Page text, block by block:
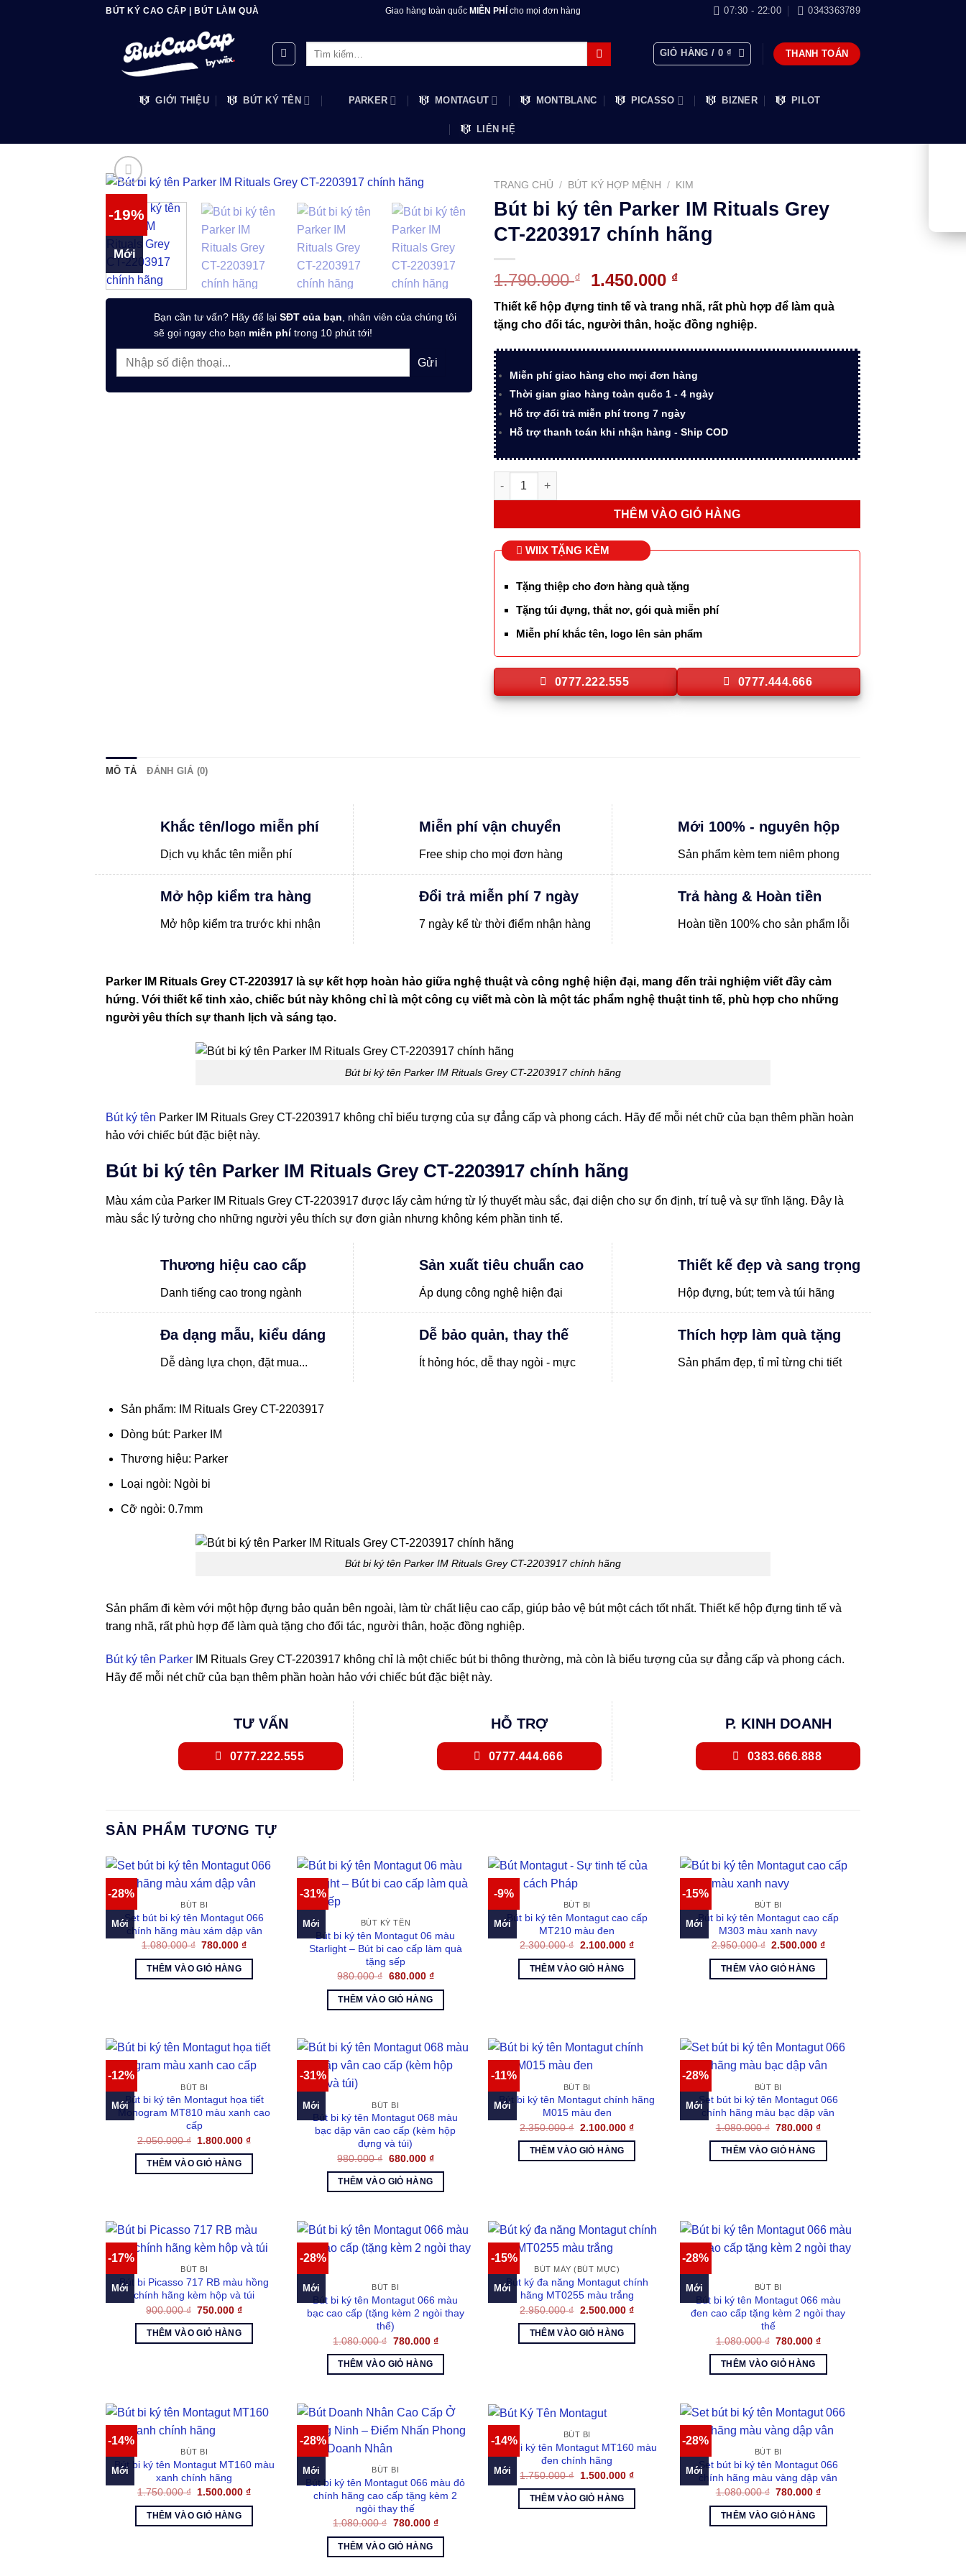
BÚT KÝ CAO CẤP | BÚT LÀM QUÀ Giao hàng toàn quốc MIỄN PHÍ cho mọi đơn hàng 07:30 - 22:00 0343363789
GIỎ HÀNG / 0 ₫ THANH TOÁN
GIỚI THIỆU BÚT KÝ TÊN PARKER MONTAGUT MONTBLANC PICASSO BIZNER PILOT
LIÊN HỆ
-19%
Mới
Bạn cần tư vấn? Hãy để lại SĐT của bạn, nhân viên của chúng tôi
sẽ gọi ngay cho bạn miễn phítrong 10 phút tới!
TRANG CHỦ / BÚT KÝ HỢP MỆNH / KIM
Bút bi ký tên Parker IM Rituals Grey
CT-2203917 chính hãng
1.790.000₫
Giá
là:
1.790.000 ₫.
1.450.000 ₫Giá
hiện
tại
là:
1.450.000 ₫.
Thiết kế hộp đựng tinh tế và trang nhã, rất phù hợp để làm quà
tặng cho đối tác, người thân, hoặc đồng nghiệp.
Miễn phí giao hàng cho mọi đơn hàng
Thời gian giao hàng toàn quốc 1 - 4 ngày
Hỗ trợ đổi trả miễn phí trong 7 ngày
Hỗ trợ thanh toán khi nhận hàng - Ship COD
Bút bi ký tên Parker IM Rituals Grey CT-2203917 chính hãng số lượng
THÊM VÀO GIỎ HÀNG
WIIX TẶNG KÈM
Tặng thiệp cho đơn hàng quà tặng
Tặng túi đựng, thắt nơ, gói quà miễn phí
Miễn phí khắc tên, logo lên sản phẩm
0777.222.555 0777.444.666
MÔ TẢ ĐÁNH GIÁ (0)
Khắc tên/logo miễn phí
Dịch vụ khắc tên miễn phí
Miễn phí vận chuyển
Free ship cho mọi đơn hàng
Mới 100% - nguyên hộp
Sản phẩm kèm tem niêm phong
Mở hộp kiểm tra hàng
Mở hộp kiểm tra trước khi nhận
Đổi trả miễn phí 7 ngày
7 ngày kể từ thời điểm nhận hàng
Trả hàng & Hoàn tiền
Hoàn tiền 100% cho sản phẩm lỗi
Parker IM Rituals Grey CT-2203917 là sự kết hợp hoàn hảo giữa nghệ thuật và công nghệ hiện đại, mang đến trải nghiệm viết đầy cảm
hứng. Với thiết kế tinh xảo, chiếc bút này không chỉ là một công cụ viết mà còn là một tác phẩm nghệ thuật tinh tế, phù hợp cho những
người yêu thích sự thanh lịch và sáng tạo.
Bút bi ký tên Parker IM Rituals Grey CT-2203917 chính hãng
Bút ký tên Parker IM Rituals Grey CT-2203917 không chỉ biểu tượng của sự đẳng cấp và phong cách. Hãy để mỗi nét chữ của bạn thêm phần hoàn
hảo với chiếc bút đặc biệt này.
Bút bi ký tên Parker IM Rituals Grey CT-2203917 chính hãng
Màu xám của Parker IM Rituals Grey CT-2203917 được lấy cảm hứng từ lý thuyết màu sắc, đại diện cho sự ổn định, trí tuệ và sự tĩnh lặng. Đây là
màu sắc lý tưởng cho những người yêu thích sự đơn giản nhưng không kém phần tinh tế.
Thương hiệu cao cấp
Danh tiếng cao trong ngành
Sản xuất tiêu chuẩn cao
Áp dụng công nghệ hiện đại
Thiết kế đẹp và sang trọng
Hộp đựng, bút; tem và túi hãng
Đa dạng mẫu, kiểu dáng
Dễ dàng lựa chọn, đặt mua...
Dễ bảo quản, thay thế
Ít hỏng hóc, dễ thay ngòi - mực
Thích hợp làm quà tặng
Sản phẩm đẹp, tỉ mỉ từng chi tiết
Sản phẩm: IM Rituals Grey CT-2203917
Dòng bút: Parker IM
Thương hiệu: Parker
Loại ngòi: Ngòi bi
Cỡ ngòi: 0.7mm
Bút bi ký tên Parker IM Rituals Grey CT-2203917 chính hãng
Sản phẩm đi kèm với một hộp đựng bảo quản bên ngoài, làm từ chất liệu cao cấp, giúp bảo vệ bút một cách tốt nhất. Thiết kế hộp đựng tinh tế và
trang nhã, rất phù hợp để làm quà tặng cho đối tác, người thân, hoặc đồng nghiệp.
Bút ký tên Parker IM Rituals Grey CT-2203917 không chỉ là một chiếc bút bi thông thường, mà còn là biểu tượng của sự đẳng cấp và phong cách.
Hãy để mỗi nét chữ của bạn thêm phần hoàn hảo với chiếc bút đặc biệt này.
TƯ VẤN
0777.222.555
HỖ TRỢ
0777.444.666
P. KINH DOANH
0383.666.888
SẢN PHẨM TƯƠNG TỰ
-28%
Mới
BÚT BI
Set bút bi ký tên Montagut 066
chính hãng màu xám dập vân
1.080.000₫ Giá
là:
1.080.000 ₫.
780.000₫Giá
THÊM VÀO GIỎ HÀNG
-31%
Mới BÚT KÝ TÊN
Bút bi ký tên Montagut 06 màu
Starlight – Bút bi cao cấp làm quà
tặng sếp
980.000₫ Giá
là:
980.000 ₫.
680.000 ₫Giá
THÊM VÀO GIỎ HÀNG
-9%
Mới
BÚT BI
Bút bi ký tên Montagut cao cấp
MT210 màu đen
2.300.000₫ Giá
là:
2.300.000 ₫.
2.100.000 ₫Giá
THÊM VÀO GIỎ HÀNG
-15%
Mới
BÚT BI
Bút bi ký tên Montagut cao cấp
M303 màu xanh navy
2.950.000₫ Giá
là:
2.950.000 ₫.
2.500.000₫Giá
THÊM VÀO GIỎ HÀNG
-12%
Mới
BÚT BI
Bút bi ký tên Montagut họa tiết
Monogram MT810 màu xanh cao
cấp
2.050.000₫ Giá
là:
2.050.000 ₫.
1.800.000₫Giá
THÊM VÀO GIỎ HÀNG
-31%
Mới BÚT BI
Bút bi ký tên Montagut 068 màu
bạc dập vân cao cấp (kèm hộp
đựng và túi)
980.000₫ Giá
là:
980.000 ₫.
680.000 ₫Giá
THÊM VÀO GIỎ HÀNG
-11%
Mới
BÚT BI
Bút bi ký tên Montagut chính hãng
M015 màu đen
2.350.000₫ Giá
là:
2.350.000 ₫.
2.100.000 ₫Giá
THÊM VÀO GIỎ HÀNG
-28%
Mới
BÚT BI
Set bút bi ký tên Montagut 066
chính hãng màu bạc dập vân
1.080.000₫ Giá
là:
1.080.000 ₫.
780.000₫Giá
THÊM VÀO GIỎ HÀNG
-17%
Mới
BÚT BI
Bút bi Picasso 717 RB màu hồng
chính hãng kèm hộp và túi
900.000₫ Giá
là:
900.000 ₫.
750.000₫Giá
THÊM VÀO GIỎ HÀNG
-28%
Mới BÚT BI
Bút bi ký tên Montagut 066 màu
bạc cao cấp (tặng kèm 2 ngòi thay
thế)
1.080.000₫ Giá
là:
1.080.000 ₫.
780.000 ₫Giá
THÊM VÀO GIỎ HÀNG
-15%
Mới
BÚT MÁY (BÚT MỰC)
Bút ký đa năng Montagut chính
hãng MT0255 màu trắng
2.950.000₫ Giá
là:
2.950.000 ₫.
2.500.000 ₫Giá
THÊM VÀO GIỎ HÀNG
-28%
Mới BÚT BI
Bút bi ký tên Montagut 066 màu
đen cao cấp tặng kèm 2 ngòi thay
thế
1.080.000₫ Giá
là:
1.080.000 ₫.
780.000₫Giá
THÊM VÀO GIỎ HÀNG
-14%
Mới
BÚT BI
Bút bi ký tên Montagut MT160 màu
xanh chính hãng
1.750.000₫ Giá
là:
1.750.000 ₫.
1.500.000₫Giá
THÊM VÀO GIỎ HÀNG
-28%
Mới BÚT BI
Bút bi ký tên Montagut 066 màu đỏ
chính hãng cao cấp tặng kèm 2
ngòi thay thế
1.080.000₫ Giá
là:
1.080.000 ₫.
780.000 ₫Giá
THÊM VÀO GIỎ HÀNG
-14%
Mới
BÚT BI
Bút bi ký tên Montagut MT160 màu
đen chính hãng
1.750.000₫ Giá
là:
1.750.000 ₫.
1.500.000 ₫Giá
THÊM VÀO GIỎ HÀNG
-28%
Mới
BÚT BI
Set bút bi ký tên Montagut 066
chính hãng màu vàng dập vân
1.080.000₫ Giá
là:
1.080.000 ₫.
780.000₫Giá
THÊM VÀO GIỎ HÀNG